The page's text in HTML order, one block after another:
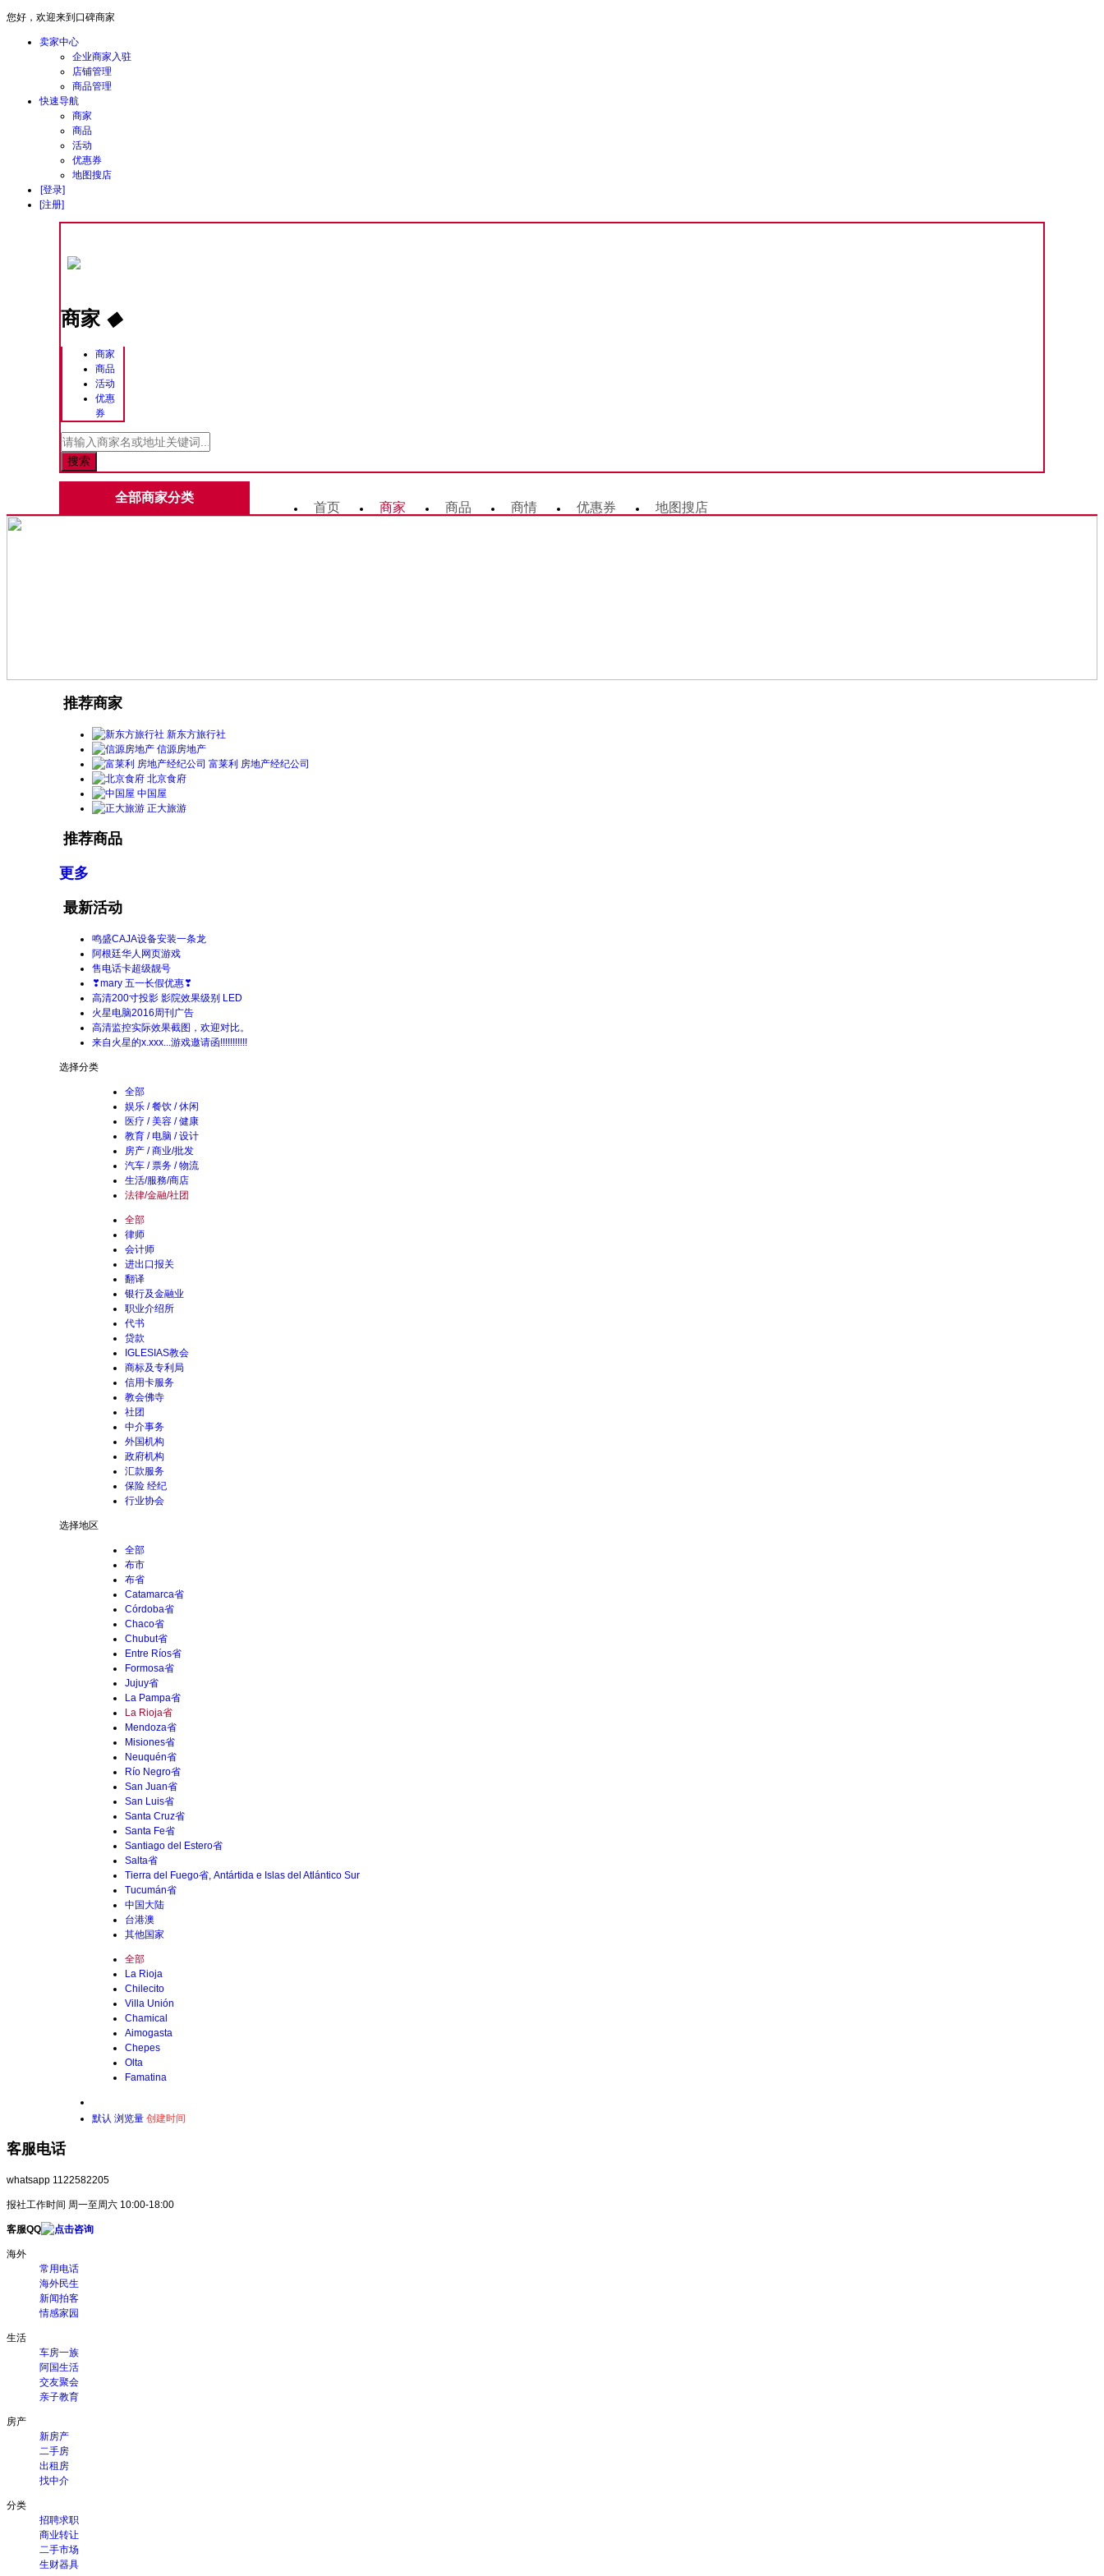
您好，欢迎来到口碑商家
卖家中心
企业商家入驻
店铺管理
商品管理
快速导航
商家
商品
活动
优惠券
地图搜店
[登录]
[注册]
商家 ◆
商家
商品
活动
优惠
券
全部商家分类
首页 商家 商品 商情 优惠券 地图搜店
推荐商家
新东方旅行社
信源房地产
富莱利 房地产经纪公司
北京食府
中国屋
正大旅游
推荐商品
更多
最新活动
鸣盛CAJA设备安装一条龙
阿根廷华人网页游戏
售电话卡超级靓号
❣mary 五一长假优惠❣
高清200寸投影 影院效果级别 LED
火星电脑2016周刊广告
高清监控实际效果截图，欢迎对比。
来自火星的x.xxx...游戏邀请函!!!!!!!!!!!
选择分类
全部
娱乐 / 餐饮 / 休闲
医疗 / 美容 / 健康
教育 / 电脑 / 设计
房产 / 商业/批发
汽车 / 票务 / 物流
生活/服務/商店
法律/金融/社团
全部
律师
会计师
进出口报关
翻译
银行及金融业
职业介绍所
代书
贷款
IGLESIAS教会
商标及专利局
信用卡服务
教会佛寺
社团
中介事务
外国机构
政府机构
汇款服务
保险 经纪
行业协会
选择地区
全部
布市
布省
Catamarca省
Córdoba省
Chaco省
Chubut省
Entre Ríos省
Formosa省
Jujuy省
La Pampa省
La Rioja省
Mendoza省
Misiones省
Neuquén省
Río Negro省
San Juan省
San Luis省
Santa Cruz省
Santa Fe省
Santiago del Estero省
Salta省
Tierra del Fuego省, Antártida e Islas del Atlántico Sur
Tucumán省
中国大陆
台港澳
其他国家
全部
La Rioja
Chilecito
Villa Unión
Chamical
Aimogasta
Chepes
Olta
Famatina
默认 浏览量 创建时间
客服电话
whatsapp 1122582205
报社工作时间 周一至周六 10:00-18:00
客服QQ
海外
常用电话
海外民生
新闻拍客
情感家园
生活
车房一族
阿国生活
交友聚会
亲子教育
房产
新房产
二手房
出租房
找中介
分类
招聘求职
商业转让
二手市场
生财器具